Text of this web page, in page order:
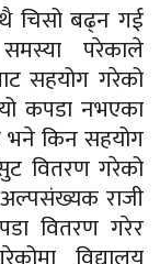
चिसो बढ्न गई
समस्या परेकाले
सहयोग गरेको
कपडा नभएका
भने किन सहयोग
वितरण गरेको
अल्पसंख्यक राजी
वितरण गरेर